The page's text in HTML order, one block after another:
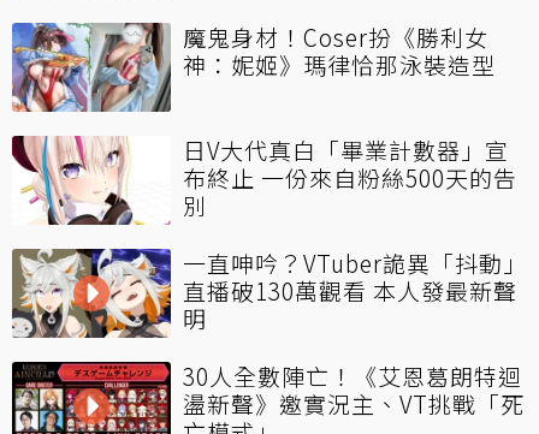
魔鬼身材！Coser扮《勝利女
神：妮姬》瑪律恰那泳裝造型
日V大代真白「畢業計數器」宣
布終止 一份來自粉絲500天的告
別
一直呻吟？VTuber詭異「抖動」
直播破130萬觀看 本人發最新聲
明
30人全數陣亡！《艾恩葛朗特迴
盪新聲》邀實況主、VT挑戰「死